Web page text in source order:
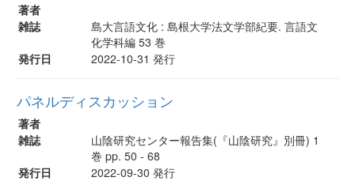
著者
雑誌
島大言語文化 : 島根大学法文学部紀要. 言語文
化学科編 53 巻
発行日
2022-10-31 発行
パネルディスカッション
著者
雑誌
山陰研究センター報告集(『山陰研究』別冊) 1
巻 pp. 50 - 68
発行日
2022-09-30 発行